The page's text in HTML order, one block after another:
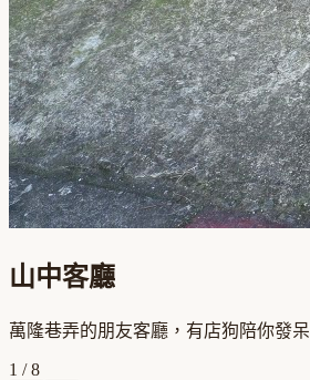
山中客廳
萬隆巷弄的朋友客廳，有店狗陪你發呆
1 /8